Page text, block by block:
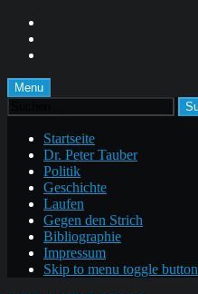
content
footer
Menu
Suchen
nach:
Startseite
Dr. Peter Tauber
Politik
Geschichte
Laufen
Gegen den Strich
Bibliographie
Impressum
Skip to menu toggle button